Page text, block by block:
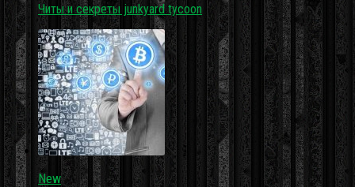
Читы и секреты junkyard tycoon
New